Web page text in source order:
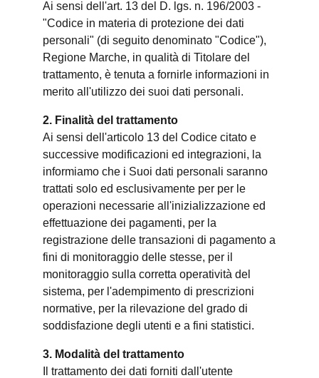
Ai sensi dell'art. 13 del D. lgs. n. 196/2003 -
"Codice in materia di protezione dei dati
personali" (di seguito denominato "Codice"),
Regione Marche, in qualità di Titolare del
trattamento, è tenuta a fornirle informazioni in
merito all'utilizzo dei suoi dati personali.
2. Finalità del trattamento
Ai sensi dell'articolo 13 del Codice citato e
successive modificazioni ed integrazioni, la
informiamo che i Suoi dati personali saranno
trattati solo ed esclusivamente per per le
operazioni necessarie all'inizializzazione ed
effettuazione dei pagamenti, per la
registrazione delle transazioni di pagamento a
fini di monitoraggio delle stesse, per il
monitoraggio sulla corretta operatività del
sistema, per l'adempimento di prescrizioni
normative, per la rilevazione del grado di
soddisfazione degli utenti e a fini statistici.
3. Modalità del trattamento
Il trattamento dei dati forniti dall'utente